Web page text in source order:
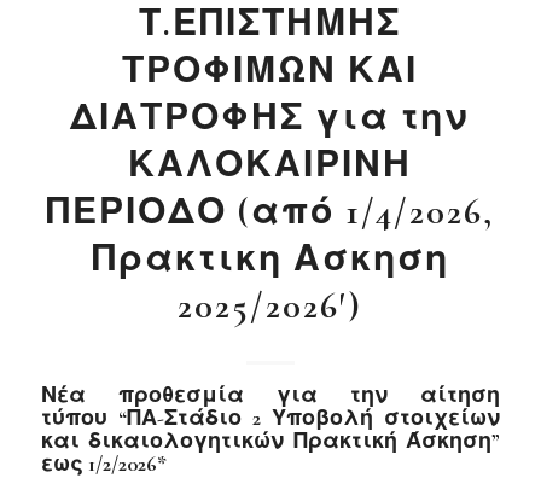
Τ.ΕΠΙΣΤΗΜΗΣ
ΤΡΟΦΙΜΩΝ ΚΑΙ
ΔΙΑΤΡΟΦΗΣ για την
ΚΑΛΟΚΑΙΡΙΝΗ
ΠΕΡΙΟΔΟ (από 1/4/2026,
Πρακτικη Ασκηση
2025/2026′)
Νέα προθεσμία για την αίτηση
τύπου “ΠΑ-Στάδιο 2 Υποβολή στοιχείων
και δικαιολογητικών Πρακτική Άσκηση”
εως 1/2/2026*